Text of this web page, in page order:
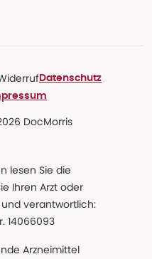
Datenschutz
DocMorris
lesen Sie die
Ihren Arzt oder
verantwortlich:
14066093
Arzneimittel